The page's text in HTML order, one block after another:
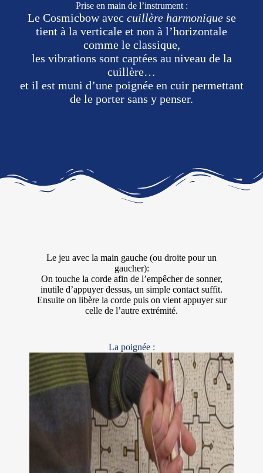
Prise en main de l’instrument :
Le Cosmicbow avec cuillère harmoniquese
tient à la verticale et non à l’horizontale
comme le classique,
les vibrations sont captées au niveau de la
cuillère…
et il est muni d’une poignée en cuir permettant
de le porter sans y penser.
Le jeu avec la main gauche (ou droite pour un
gaucher):
On touche la corde afin de l’empêcher de sonner,
inutile d’appuyer dessus, un simple contact suffit.
Ensuite on libère la corde puis on vient appuyer sur
celle de l’autre extrémité.
La poignée :